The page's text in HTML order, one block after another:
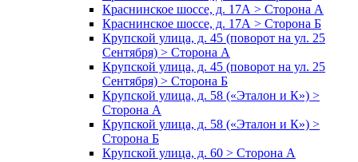
Краснинское шоссе, д. 17А > Сторона А
Краснинское шоссе, д. 17А > Сторона Б
Крупской улица, д. 45 (поворот на ул. 25
Сентября) > Сторона А
Крупской улица, д. 45 (поворот на ул. 25
Сентября) > Сторона Б
Крупской улица, д. 58 («Эталон и К») >
Сторона А
Крупской улица, д. 58 («Эталон и К») >
Сторона Б
Крупской улица, д. 60 > Сторона А